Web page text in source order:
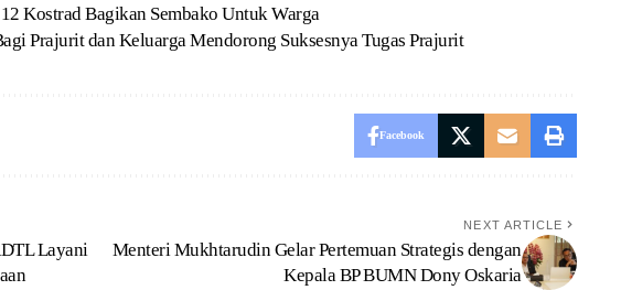
Kostrad Bagikan Sembako Untuk Warga
Prajurit dan Keluarga Mendorong Suksesnya Tugas Prajurit
Facebook
Layani
NEXT ARTICLE
Menteri Mukhtarudin Gelar Pertemuan Strategis dengan
Kepala BP BUMN Dony Oskaria